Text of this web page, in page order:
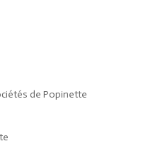
de Popinette